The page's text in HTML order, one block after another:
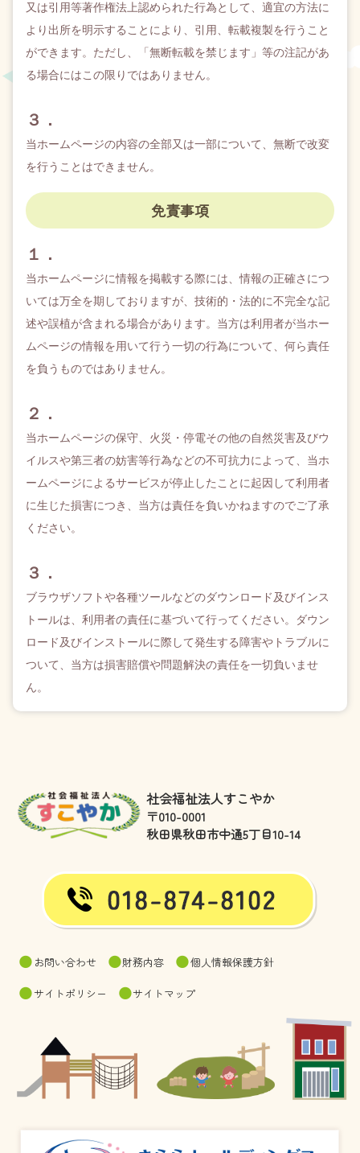
又は引用等著作権法上認められた行為として、適宜の方法に
より出所を明示することにより、引用、転載複製を行うこと
ができます。ただし、「無断転載を禁じます」等の注記があ
る場合にはこの限りではありません。
３．
当ホームページの内容の全部又は一部について、無断で改変
を行うことはできません。
免責事項
１．
当ホームページに情報を掲載する際には、情報の正確さにつ
いては万全を期しておりますが、技術的・法的に不完全な記
述や誤植が含まれる場合があります。当方は利用者が当ホー
ムページの情報を用いて行う一切の行為について、何ら責任
を負うものではありません。
２．
当ホームページの保守、火災・停電その他の自然災害及びウ
イルスや第三者の妨害等行為などの不可抗力によって、当ホ
ームページによるサービスが停止したことに起因して利用者
に生じた損害につき、当方は責任を負いかねますのでご了承
ください。
３．
ブラウザソフトや各種ツールなどのダウンロード及びインス
トールは、利用者の責任に基づいて行ってください。ダウン
ロード及びインストールに際して発生する障害やトラブルに
ついて、当方は損害賠償や問題解決の責任を一切負いませ
ん。
社会福祉法人すこやか
〒010-0001
秋田県秋田市中通5丁目10-14
お問い合わせ 財務内容 個人情報保護方針
サイトポリシー サイトマップ